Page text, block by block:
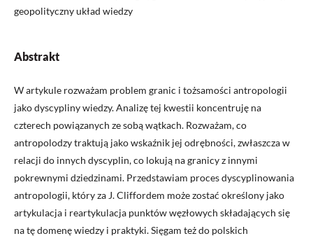
geopolityczny układ wiedzy
Abstrakt
W artykule rozważam problem granic i tożsamości antropologii
jako dyscypliny wiedzy. Analizę tej kwestii koncentruję na
czterech powiązanych ze sobą wątkach. Rozważam, co
antropolodzy traktują jako wskaźnik jej odrębności, zwłaszcza w
relacji do innych dyscyplin, co lokują na granicy z innymi
pokrewnymi dziedzinami. Przedstawiam proces dyscyplinowania
antropologii, który za J. Cliffordem może zostać określony jako
artykulacja i reartykulacja punktów węzłowych składających się
na tę domenę wiedzy i praktyki. Sięgam też do polskich